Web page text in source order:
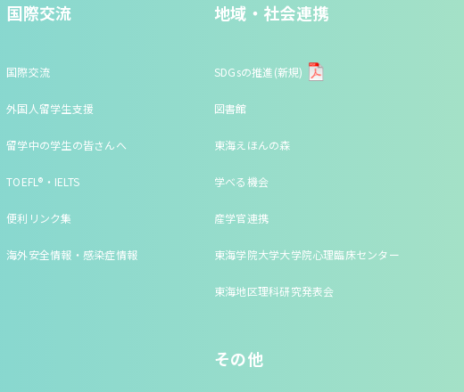
国際交流
国際交流
外国人留学生支援
留学中の学生の皆さんへ
TOEFL®・IELTS
便利リンク集
海外安全情報・感染症情報
地域・社会連携
SDGsの推進(新規)
図書館
東海えほんの森
学べる機会
産学官連携
東海学院大学大学院心理臨床センター
東海地区理科研究発表会
その他